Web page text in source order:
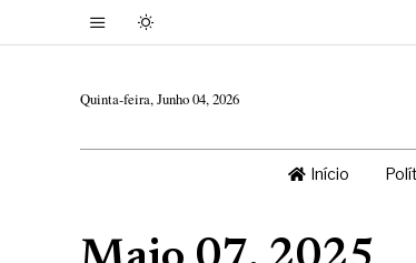
Quinta-feira, Junho 04, 2026
Início